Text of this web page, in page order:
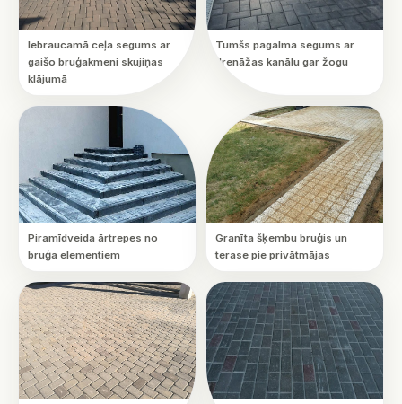
Iebraucamā ceļa segums ar
gaišo bruģakmeni skujiņas
klājumā
Tumšs pagalma segums ar
drenāžas kanālu gar žogu
Piramīdveida ārtrepes no
bruģa elementiem
Granīta šķembu bruģis un
terase pie privātmājas